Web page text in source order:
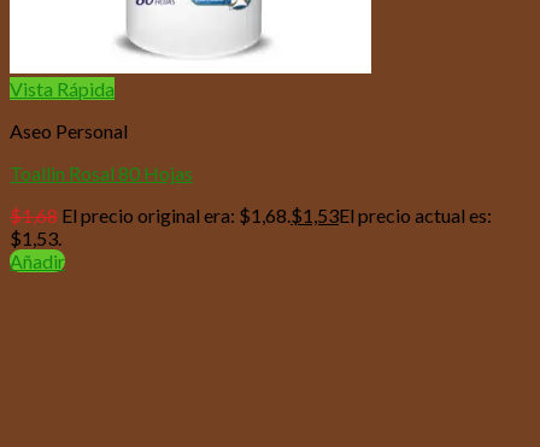
Vista Rápida
Aseo Personal
Toallin Rosal 80 Hojas
$1,68 El precio original era: $1,68.$1,53El precio actual es:
$1,53.
Añadir